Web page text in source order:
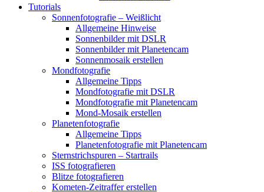
Tutorials
Sonnenfotografie – Weißlicht
Allgemeine Hinweise
Sonnenbilder mit DSLR
Sonnenbilder mit Planetencam
Sonnenmosaik erstellen
Mondfotografie
Allgemeine Tipps
Mondfotografie mit DSLR
Mondfotografie mit Planetencam
Mond-Mosaik erstellen
Planetenfotografie
Allgemeine Tipps
Planetenfotografie mit Planetencam
Sternstrichspuren – Startrails
ISS fotografieren
Blitze fotografieren
Kometen-Zeitraffer erstellen